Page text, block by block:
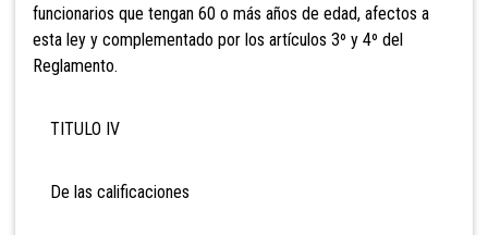
funcionarios que tengan 60 o más años de edad, afectos a
esta ley y complementado por los artículos 3º y 4º del
Reglamento.
TITULO IV
De las calificaciones